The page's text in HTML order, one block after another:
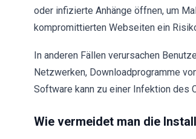
oder infizierte Anhänge öffnen, um
kompromittierten Webseiten ein
In anderen Fällen verursachen
Netzwerken, Downloadprogramme
Software kann zu einer Infektion des
Wie vermeidet man die